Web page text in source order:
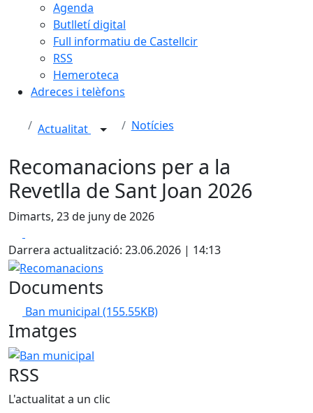
Agenda
Butlletí digital
Full informatiu de Castellcir
RSS
Hemeroteca
Adreces i telèfons
Actualitat Notícies
Recomanacions per a la
Revetlla de Sant Joan 2026
Dimarts, 23 de juny de 2026
Darrera actualització: 23.06.2026 | 14:13
Recomanacions
Documents
Ban municipal (155.55KB)
Imatges
Ban municipal
RSS
L'actualitat a un clic